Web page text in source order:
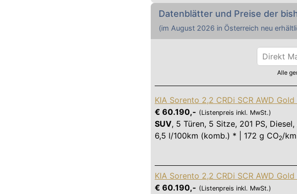
Datenblätter und Preise der
(im August 2026 in Österreich neu
Direkt
Alle
KIA Sorento 2,2 CRDi SCR AWD Gold
€ 60.190,- (Listenpreis inkl. MwSt.)
SUV, 5 Türen, 5 Sitze, 201 PS,
6,5 l/100km (komb.) * | 172 g CO2/
KIA Sorento 2,2 CRDi SCR AWD Gold
€ 60.190,- (Listenpreis inkl. MwSt.)